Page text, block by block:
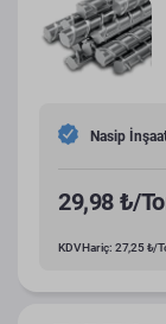
Nasip
29,98 ₺/
KDV Hariç: 27,25 ₺/